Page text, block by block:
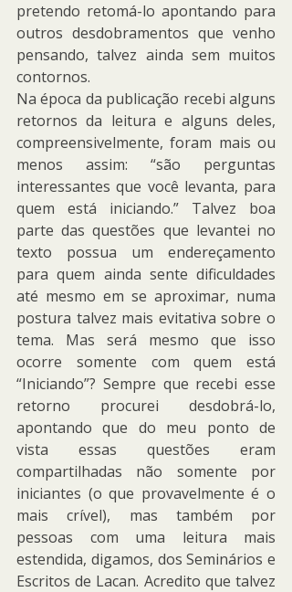
pretendo retomá-lo apontando para
outros desdobramentos que venho
pensando, talvez ainda sem muitos
contornos.
Na época da publicação recebi alguns
retornos da leitura e alguns deles,
compreensivelmente, foram mais ou
menos assim: “são perguntas
interessantes que você levanta, para
quem está iniciando.” Talvez boa
parte das questões que levantei no
texto possua um endereçamento
para quem ainda sente dificuldades
até mesmo em se aproximar, numa
postura talvez mais evitativa sobre o
tema. Mas será mesmo que isso
ocorre somente com quem está
“Iniciando”? Sempre que recebi esse
retorno procurei desdobrá-lo,
apontando que do meu ponto de
vista essas questões eram
compartilhadas não somente por
iniciantes (o que provavelmente é o
mais crível), mas também por
pessoas com uma leitura mais
estendida, digamos, dos Seminários e
Escritos de Lacan. Acredito que talvez